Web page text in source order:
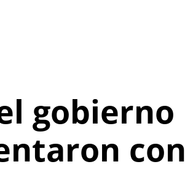
gobierno
con